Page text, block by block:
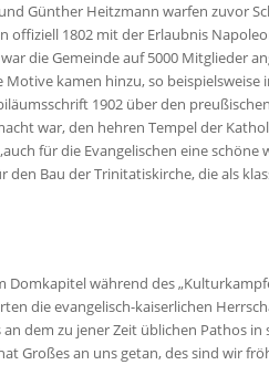
Günther Heitzmann warfen zuvor
offiziell 1802 mit der Erlaubnis
die Gemeinde auf 5000 Mitglieder
kamen hinzu, so beispielsweise
1902 über den
war, den hehren Tempel der
für die Evangelischen eine
den Bau der Trinitatiskirche, die als
Domkapitel während des
die evangelisch-kaiserlichen
dem zu jener Zeit üblichen Pathos
Großes an uns getan, des sind wir